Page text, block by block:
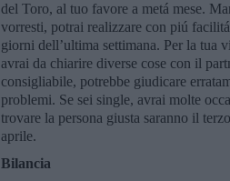
del Toro, al tuo favore a metá mese.
vorresti, potrai realizzare con piú
giorni dell’ultima settimana. Per la tua
avrai da chiarire diverse cose con il
consigliabile, potrebbe giudicare
problemi. Se sei single, avrai molte
trovare la persona giusta saranno il
aprile.
Bilancia